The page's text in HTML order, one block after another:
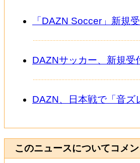
「DAZN Soccer」新規
DAZNサッカー、新規
DAZN、日本戦で「音ズ
このニュースについてコメン